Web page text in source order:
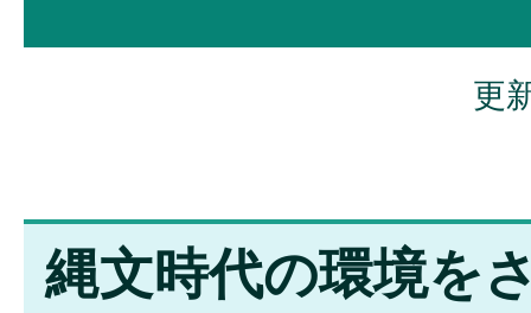
更
縄文時代の環境を